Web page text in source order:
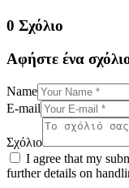
0 Σχόλιο
Αφήστε ένα
Name
E-mail
Σχόλιο
I agree that my
further details on